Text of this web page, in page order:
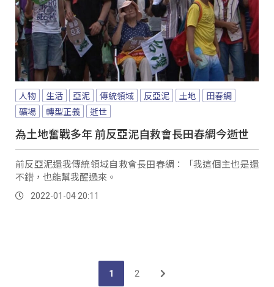
人物 生活 亞泥 傳統領域 反亞泥 土地
田春綢
礦場
轉型正義 逝世
為土地奮戰多年 前反亞泥自救會長田春綢今逝世
前反亞泥還我傳統領域自救會長田春綢：「我這個主也是還
不錯，也能幫我醒過來。
2022-01-04 20:11
1 2